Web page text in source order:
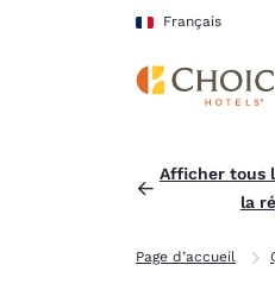
Sauter à Contenu Principal
Français
Afficher tous
la
Page d’accueil